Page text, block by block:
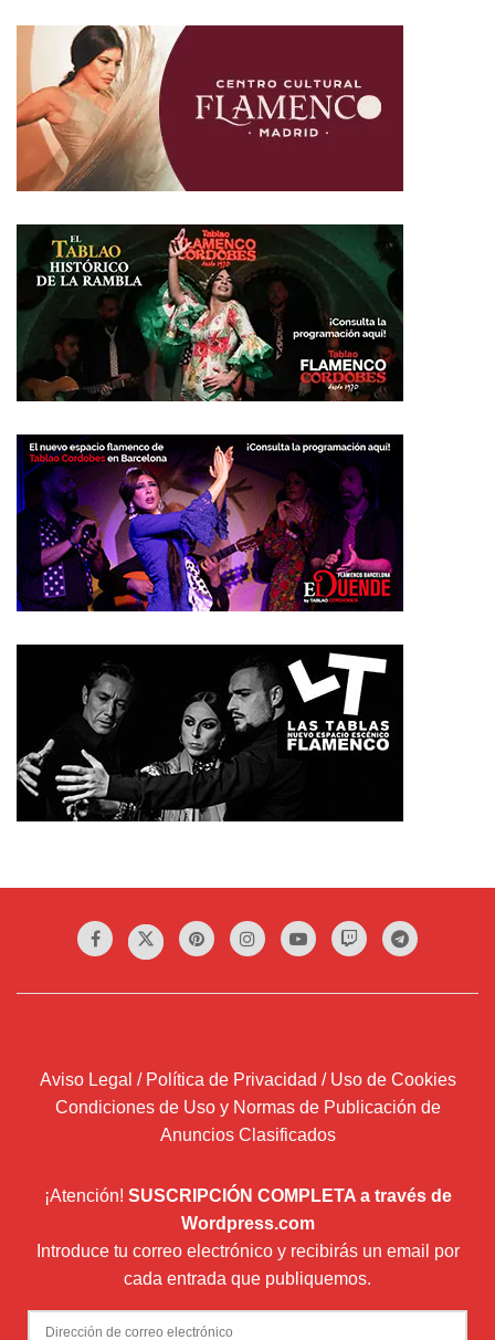
Aviso Legal / Política de Privacidad / Uso de Cookies
Condiciones de Uso y Normas de Publicación de
Anuncios Clasificados
¡Atención! SUSCRIPCIÓN COMPLETA a través de
Wordpress.com
Introduce tu correo electrónico y recibirás un email por
cada entrada que publiquemos.
Dirección